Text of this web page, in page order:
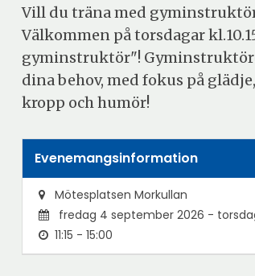
Vill du träna med
Välkommen på torsdagar
gyminstruktör"!
dina behov, med fokus på
kropp och humör!
Evenemangsinformation
Mötesplatsen Morkullan
fredag 4 september 2026 -
11:15 - 15:00